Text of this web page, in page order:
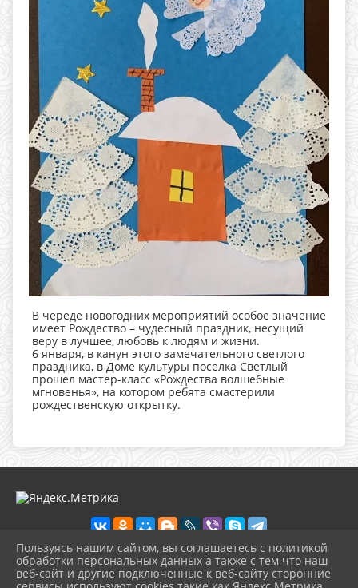
В череде новогодних мероприятий особое значение
имеет Рождество – чудесный праздник, несущий
веру в лучшее, любовь к людям и жизни.
6 января, в канун этого замечательного светлого
праздника, в Доме культуры поселка Светлый
прошел мастер-класс «Рождества волшебные
мгновенья», на котором ребята смастерили
рождественскую открытку.
2026 г. dkdiv.gelendzhik-kult.ru
Пользуясь нашим сайтом, вы соглашаетесь с политикой
обработки персональных данных а также с тем что наш
веб-сайт и другие подключенные к веб-сайту сторонние